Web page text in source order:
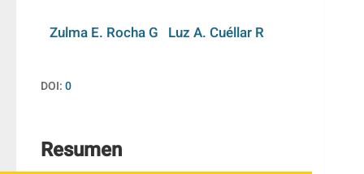
Zulma E. Rocha G Luz A. Cuéllar R
DOI:0
Resumen